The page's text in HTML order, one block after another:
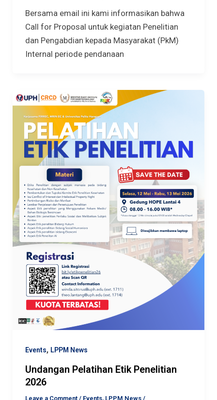
Bersama email ini kami informasikan bahwa
Call for Proposal untuk kegiatan Penelitian
dan Pengabdian kepada Masyarakat (PkM)
Internal periode pendanaan
Events, LPPM News
Undangan Pelatihan Etik Penelitian
2026
Leave a Comment / Events, LPPM News/